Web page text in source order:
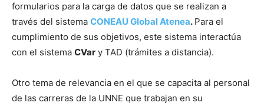
formularios para la carga de datos que se realizan a
través del sistema CONEAU Global Atenea. Para el
cumplimiento de sus objetivos, este sistema interactúa
con el sistema CVar y TAD (trámites a distancia).
Otro tema de relevancia en el que se capacita al personal
de las carreras de la UNNE que trabajan en su